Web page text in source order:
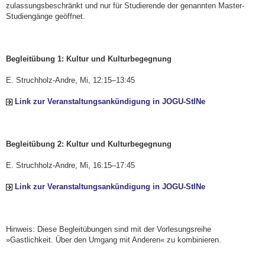
zulassungsbeschränkt und nur für Studierende der genannten Master-
Studien­gänge geöffnet.
Begleitübung 1: Kultur und Kulturbegegnung
E. Struchholz-Andre, Mi, 12:15–13:45
Link zur Veranstaltungsankündigung in JOGU-StINe
Begleitübung 2: Kultur und Kulturbegegnung
E. Struchholz-Andre, Mi, 16:15–17:45
Link zur Veranstaltungsankündigung in JOGU-StINe
Hinweis: Diese Begleitübungen sind mit der Vor­le­sungs­reihe
»Gastlichkeit. Über den Umgang mit Anderen« zu kombinieren.